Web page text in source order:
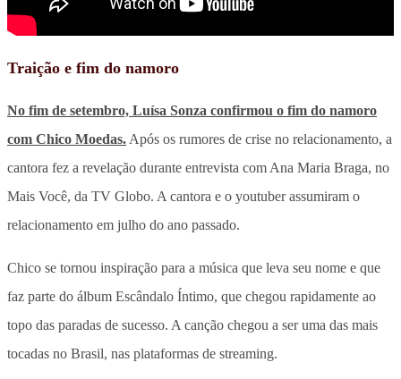
Traição e fim do namoro
No fim de setembro, Luísa Sonza confirmou o fim do namoro
com Chico Moedas. Após os rumores de crise no relacionamento, a
cantora fez a revelação durante entrevista com Ana Maria Braga, no
Mais Você, da TV Globo. A cantora e o youtuber assumiram o
relacionamento em julho do ano passado.
Chico se tornou inspiração para a música que leva seu nome e que
faz parte do álbum Escândalo Íntimo, que chegou rapidamente ao
topo das paradas de sucesso. A canção chegou a ser uma das mais
tocadas no Brasil, nas plataformas de streaming.